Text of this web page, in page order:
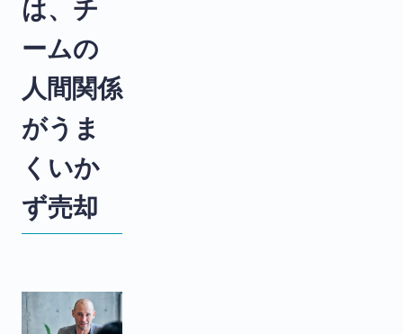
は、チ
ームの
人間関係
がうま
くいか
ず売却